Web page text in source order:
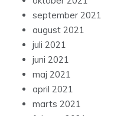
september 2021
august 2021
juli 2021
juni 2021
maj 2021
april 2021
marts 2021